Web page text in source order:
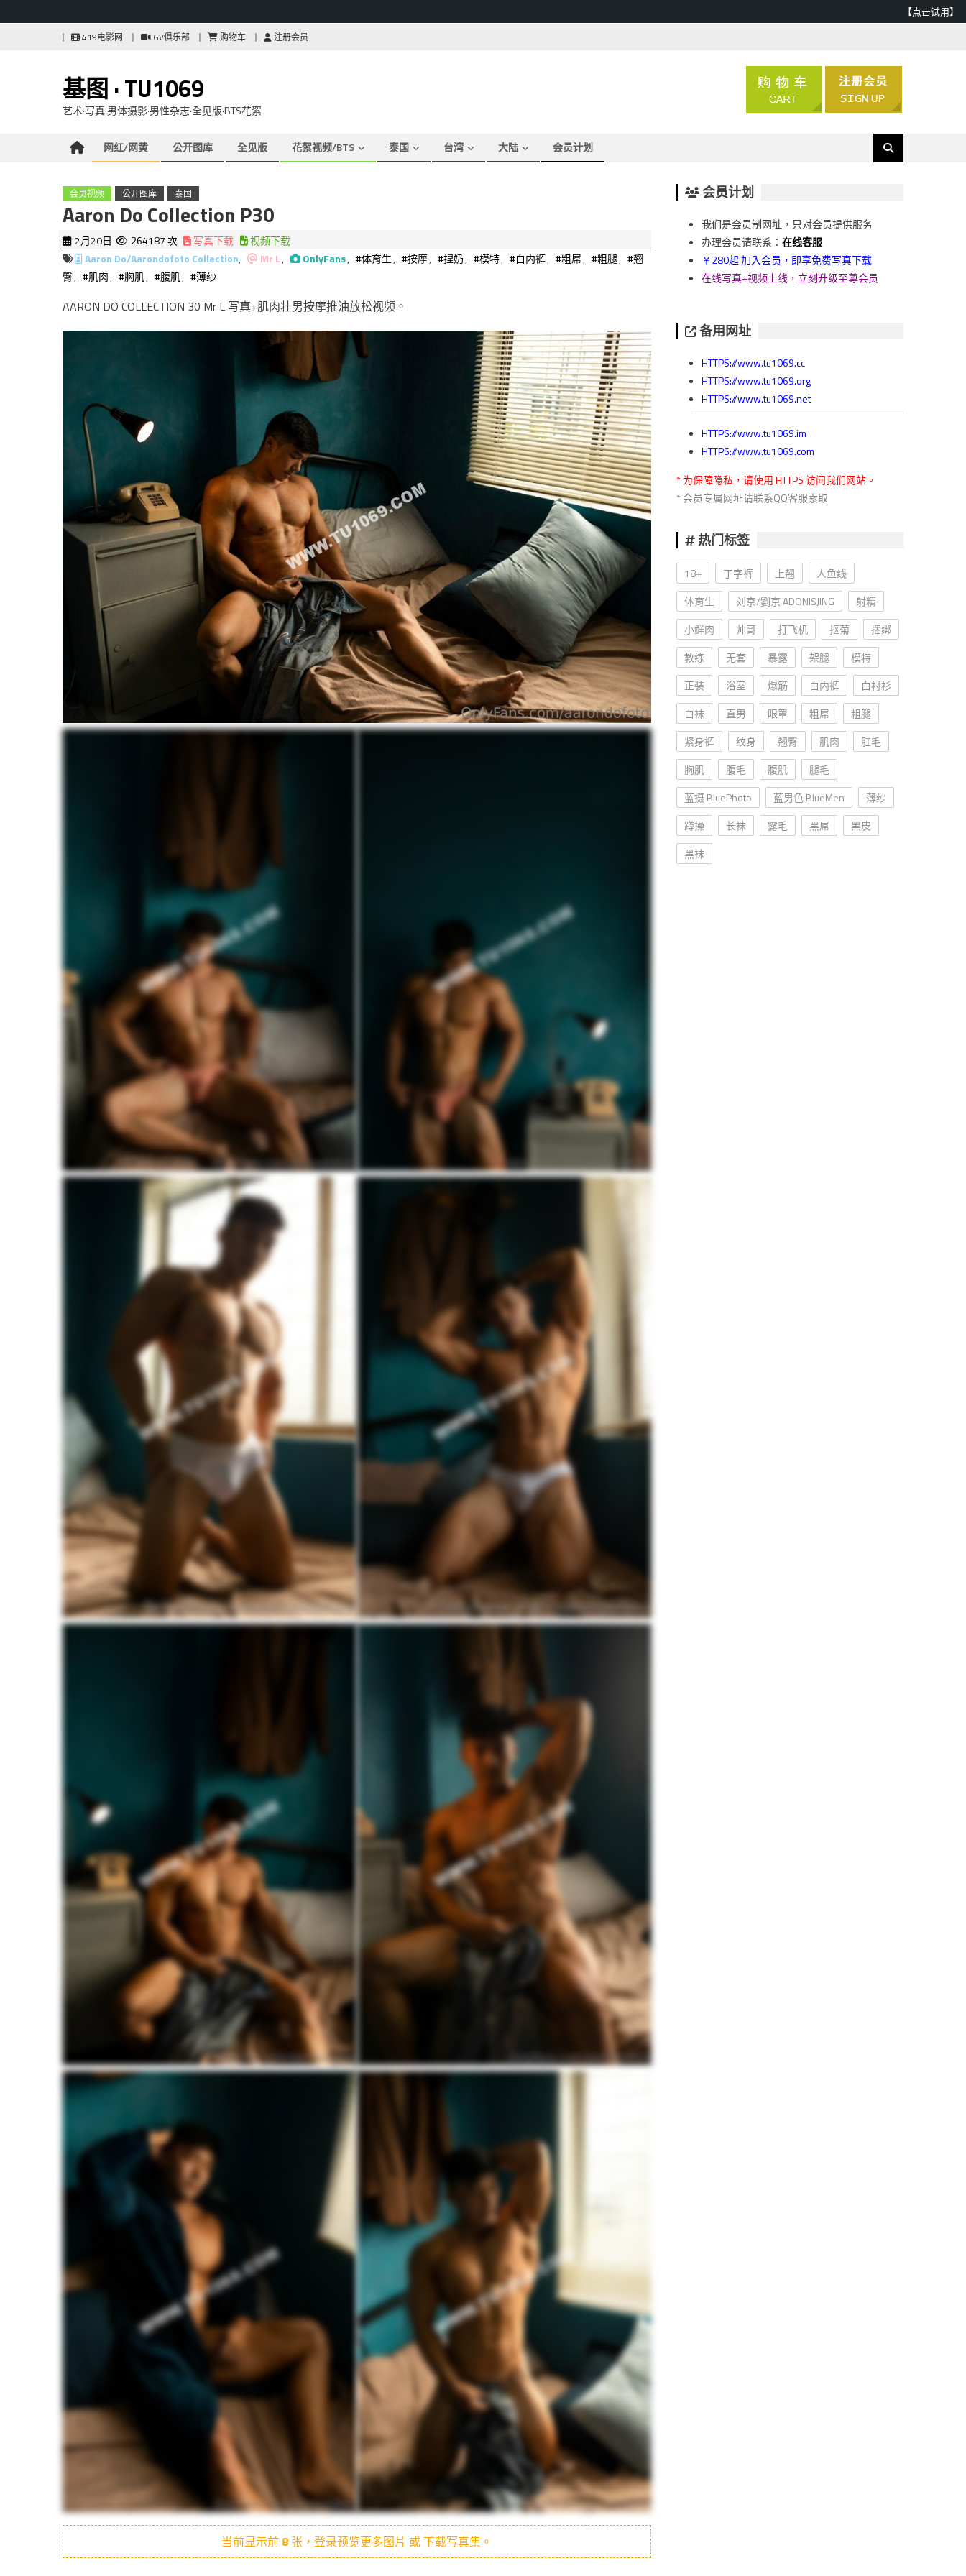
【点击试用】
419电影网 GV俱乐部 购物车 注册会员
基图 · TU1069
艺术·写真·男体摄影·男性杂志·全见版·BTS花絮
网红/网黄 公开图库 全见版 花絮视频/BTS 泰国 台湾 大陆 会员计划
会员视频 公开图库 泰国
Aaron Do Collection P30
2月20日 264187 次 写真下载
视频下载
Aaron Do/Aarondofoto Collection, Mr L, OnlyFans, #体育生, #按摩, #捏奶, #模特, #白内裤, #粗屌, #粗腿, #翘
臀, #肌肉, #胸肌, #腹肌, #薄纱
AARON DO COLLECTION 30 Mr L 写真+肌肉壮男按摩推油放松视频。
当前显示前 8 张，登录预览更多图片 或 下载写真集。
会员计划
我们是会员制网址，只对会员提供服务
办理会员请联系：在线客服
￥280起 加入会员，即享免费写真下载
在线写真+视频上线，立刻升级至尊会员
备用网址
HTTPS://www.tu1069.cc
HTTPS://www.tu1069.org
HTTPS://www.tu1069.net
HTTPS://www.tu1069.im
HTTPS://www.tu1069.com
* 为保障隐私，请使用 HTTPS 访问我们网站。
* 会员专属网址请联系QQ客服索取
热门标签
18+ 丁字裤 上翘
人鱼线
体育生
刘京/劉京 ADONISJING
射精
小鲜肉
帅哥 打飞机 抠菊
捆绑
教练
无套 暴露 架腿
模特
正装
浴室 爆筋 白内裤
白衬衫
白袜
直男 眼罩 粗屌
粗腿
紧身裤
纹身 翘臀 肌肉
肛毛
胸肌
腹毛 腹肌
腿毛
蓝摄 BluePhoto
蓝男色 BlueMen
薄纱
蹲操
长袜 露毛 黑屌
黑皮
黑袜